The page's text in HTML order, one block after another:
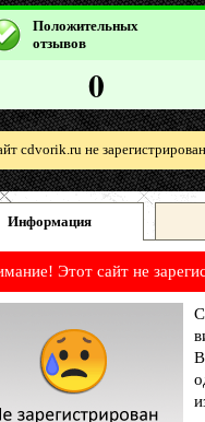
Положительных
отзывов
0
cdvorik.ru не
Информация
Этот сайт не